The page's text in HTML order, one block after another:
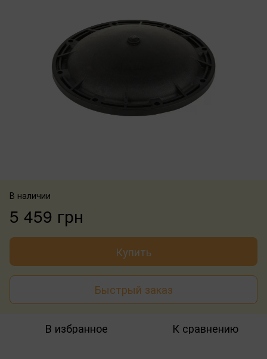
В наличии
5 459 грн
Купить
Быстрый заказ
В избранное К сравнению